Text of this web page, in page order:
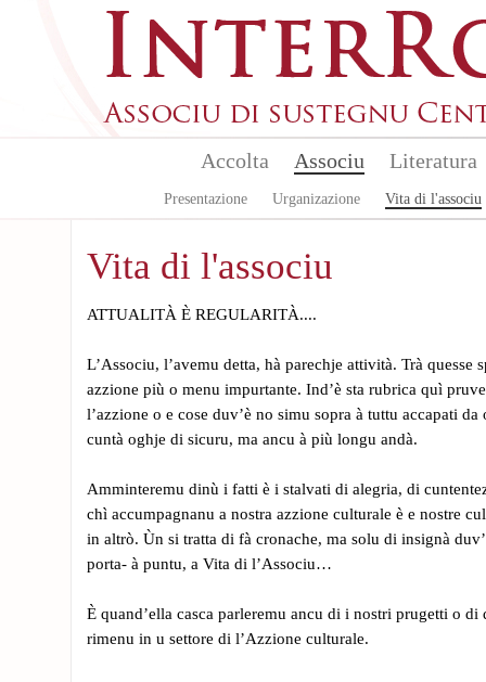
Accolta Associu
Presentazione Urganizazione Vita di l'associu
Literatura
Vita di l'associu
ATTUALITÀ È REGULARITÀ....
L’Associu, l’avemu detta, hà parechje attività. Trà quesse
azzione più o menu impurtante. Ind’è sta rubrica quì
l’azzione o e cose duv’è no simu sopra à tuttu accapati
cuntà oghje di sicuru, ma ancu à più longu andà.
Amminteremu dinù i fatti è i stalvati di alegria, di
chì accumpagnanu a nostra azzione culturale è e nostre
in altrò. Ùn si tratta di fà cronache, ma solu di insignà
porta- à puntu, a Vita di l’Associu…
È quand’ella casca parleremu ancu di i nostri prugetti o
rimenu in u settore di l’Azzione culturale.